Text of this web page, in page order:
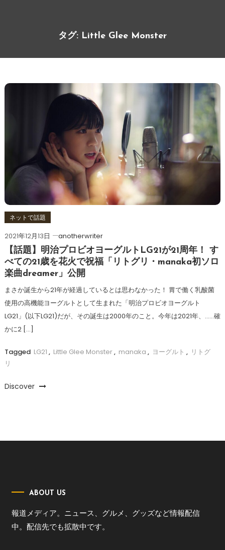
タグ: Little Glee Monster
ネットで話題
2021年12月13日
anotherwriter
【話題】明治プロビオヨーグルトLG21が21周年！ す
べての21歳を花火で祝福「リトグリ・manaka初ソロ
楽曲dreamer」公開
まさか誕生から21年が経過しているとは思わなかった！ 胃で働く乳酸菌
使用の高機能ヨーグルトとして生まれた「明治プロビオヨーグルト
LG21」(以下LG21)だが、その誕生は2000年のこと。今年は2021年、……確
かに2 […]
Tagged LG21 , Little Glee Monster, manaka , ヨーグルト , リトグ
リ
Discover
ABOUT US
報道メディア。ニュース、グルメ、グッズなど情報配信
中。配信先でも拡散中です。